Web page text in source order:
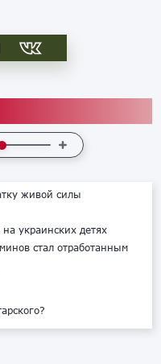
живой силы
на украинских детях
стал отработанным